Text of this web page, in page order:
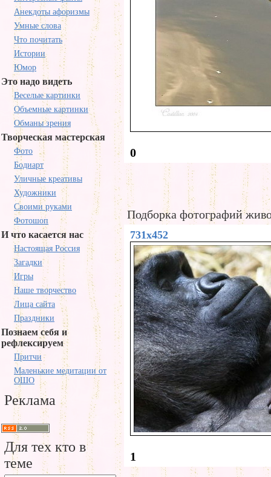
Анекдоты афоризмы
Умные слова
Что почитать
Истории
Юмор
Это надо видеть
Веселые картинки
Объемные картинки
Обманы зрения
Творческая мастерская
Фото
Бодиарт
Уличные креативы
Художники
Своими руками
Фотошоп
И что касается нас
Настоящая Россия
Загадки
Игры
Наше творчество
Лица сайта
Праздники
Познаем себя и
рефлексируем
Притчи
Маленькие медитации от
ОШО
Реклама
Для тех кто в
теме
0
Подборка фотографий
731x452
1